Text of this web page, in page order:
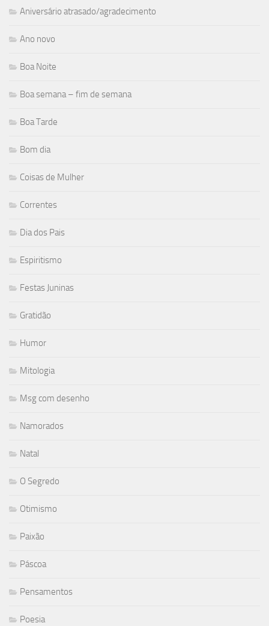
Aniversário atrasado/agradecimento
Ano novo
Boa Noite
Boa semana – fim de semana
Boa Tarde
Bom dia
Coisas de Mulher
Correntes
Dia dos Pais
Espiritismo
Festas Juninas
Gratidão
Humor
Mitologia
Msg com desenho
Namorados
Natal
O Segredo
Otimismo
Paixão
Páscoa
Pensamentos
Poesia